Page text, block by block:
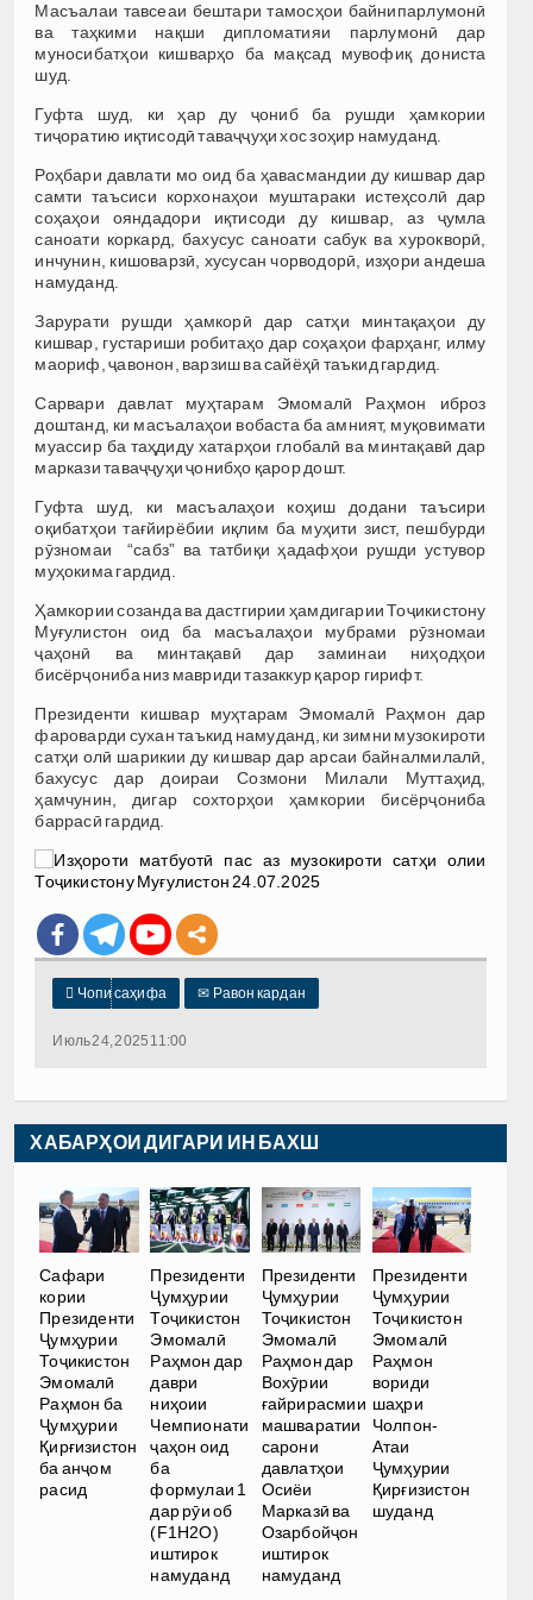
Масъалаи тавсеаи бештари тамосҳои байнипарлумонӣ
ва таҳкими нақши дипломатияи парлумонӣ дар
муносибатҳои кишварҳо ба мақсад мувофиқ дониста
шуд.
Гуфта шуд, ки ҳар ду ҷониб ба рушди ҳамкории
тиҷоратию иқтисодӣ таваҷҷуҳи хос зоҳир намуданд.
Роҳбари давлати мо оид ба ҳавасмандии ду кишвар дар
самти таъсиси корхонаҳои муштараки истеҳсолӣ дар
соҳаҳои ояндадори иқтисоди ду кишвар, аз ҷумла
саноати коркард, бахусус саноати сабук ва хурокворӣ,
инчунин, кишоварзӣ, хусусан чорводорӣ, изҳори андеша
намуданд.
Зарурати рушди ҳамкорӣ дар сатҳи минтақаҳои ду
кишвар, густариши робитаҳо дар соҳаҳои фарҳанг, илму
маориф, ҷавонон, варзиш ва сайёҳӣ таъкид гардид.
Сарвари давлат муҳтарам Эмомалӣ Раҳмон иброз
доштанд, ки масъалаҳои вобаста ба амният, муқовимати
муассир ба таҳдиду хатарҳои глобалӣ ва минтақавӣ дар
маркази таваҷҷуҳи ҷонибҳо қарор дошт.
Гуфта шуд, ки масъалаҳои коҳиш додани таъсири
оқибатҳои тағйирёбии иқлим ба муҳити зист, пешбурди
рӯзномаи “сабз” ва татбиқи ҳадафҳои рушди устувор
муҳокима гардид.
Ҳамкории созанда ва дастгирии ҳамдигарии Тоҷикистону
Муғулистон оид ба масъалаҳои мубрами рӯзномаи
ҷаҳонӣ ва минтақавӣ дар заминаи ниҳодҳои
бисёрҷониба низ мавриди тазаккур қарор гирифт.
Президенти кишвар муҳтарам Эмомалӣ Раҳмон дар
фароварди сухан таъкид намуданд, ки зимни музокироти
сатҳи олӣ шарикии ду кишвар дар арсаи байналмилалӣ,
бахусус дар доираи Созмони Милали Муттаҳид,
ҳамчунин, дигар сохторҳои ҳамкории бисёрҷониба
баррасӣ гардид.
 Чопи саҳифа ✉ Равон кардан
Июль 24, 2025 11:00
ХАБАРҲОИ ДИГАРИ ИН БАХШ
Сафари
кории
Президенти
Ҷумҳурии
Тоҷикистон
Эмомалӣ
Раҳмон ба
Ҷумҳурии
Қирғизистон
ба анҷом
расид
Президенти
Ҷумҳурии
Тоҷикистон
Эмомалӣ
Раҳмон дар
даври
ниҳоии
Чемпионати
ҷаҳон оид
ба
формулаи 1
дар рӯи об
(F1H2O)
иштирок
намуданд
Президенти
Ҷумҳурии
Тоҷикистон
Эмомалӣ
Раҳмон дар
Вохӯрии
ғайрирасмии
машваратии
сарони
давлатҳои
Осиёи
Марказӣ ва
Озарбойҷон
иштирок
намуданд
Президенти
Ҷумҳурии
Тоҷикистон
Эмомалӣ
Раҳмон
вориди
шаҳри
Чолпон-
Атаи
Ҷумҳурии
Қирғизистон
шуданд